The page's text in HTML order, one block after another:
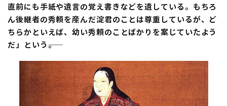
直前にも手紙や遺言の覚え書きなどを遺している。もちろ
ん後継者の秀頼を産んだ淀君のことは尊重しているが、ど
ちらかといえば、幼い秀頼のことばかりを案じていたよう
だ」という――。